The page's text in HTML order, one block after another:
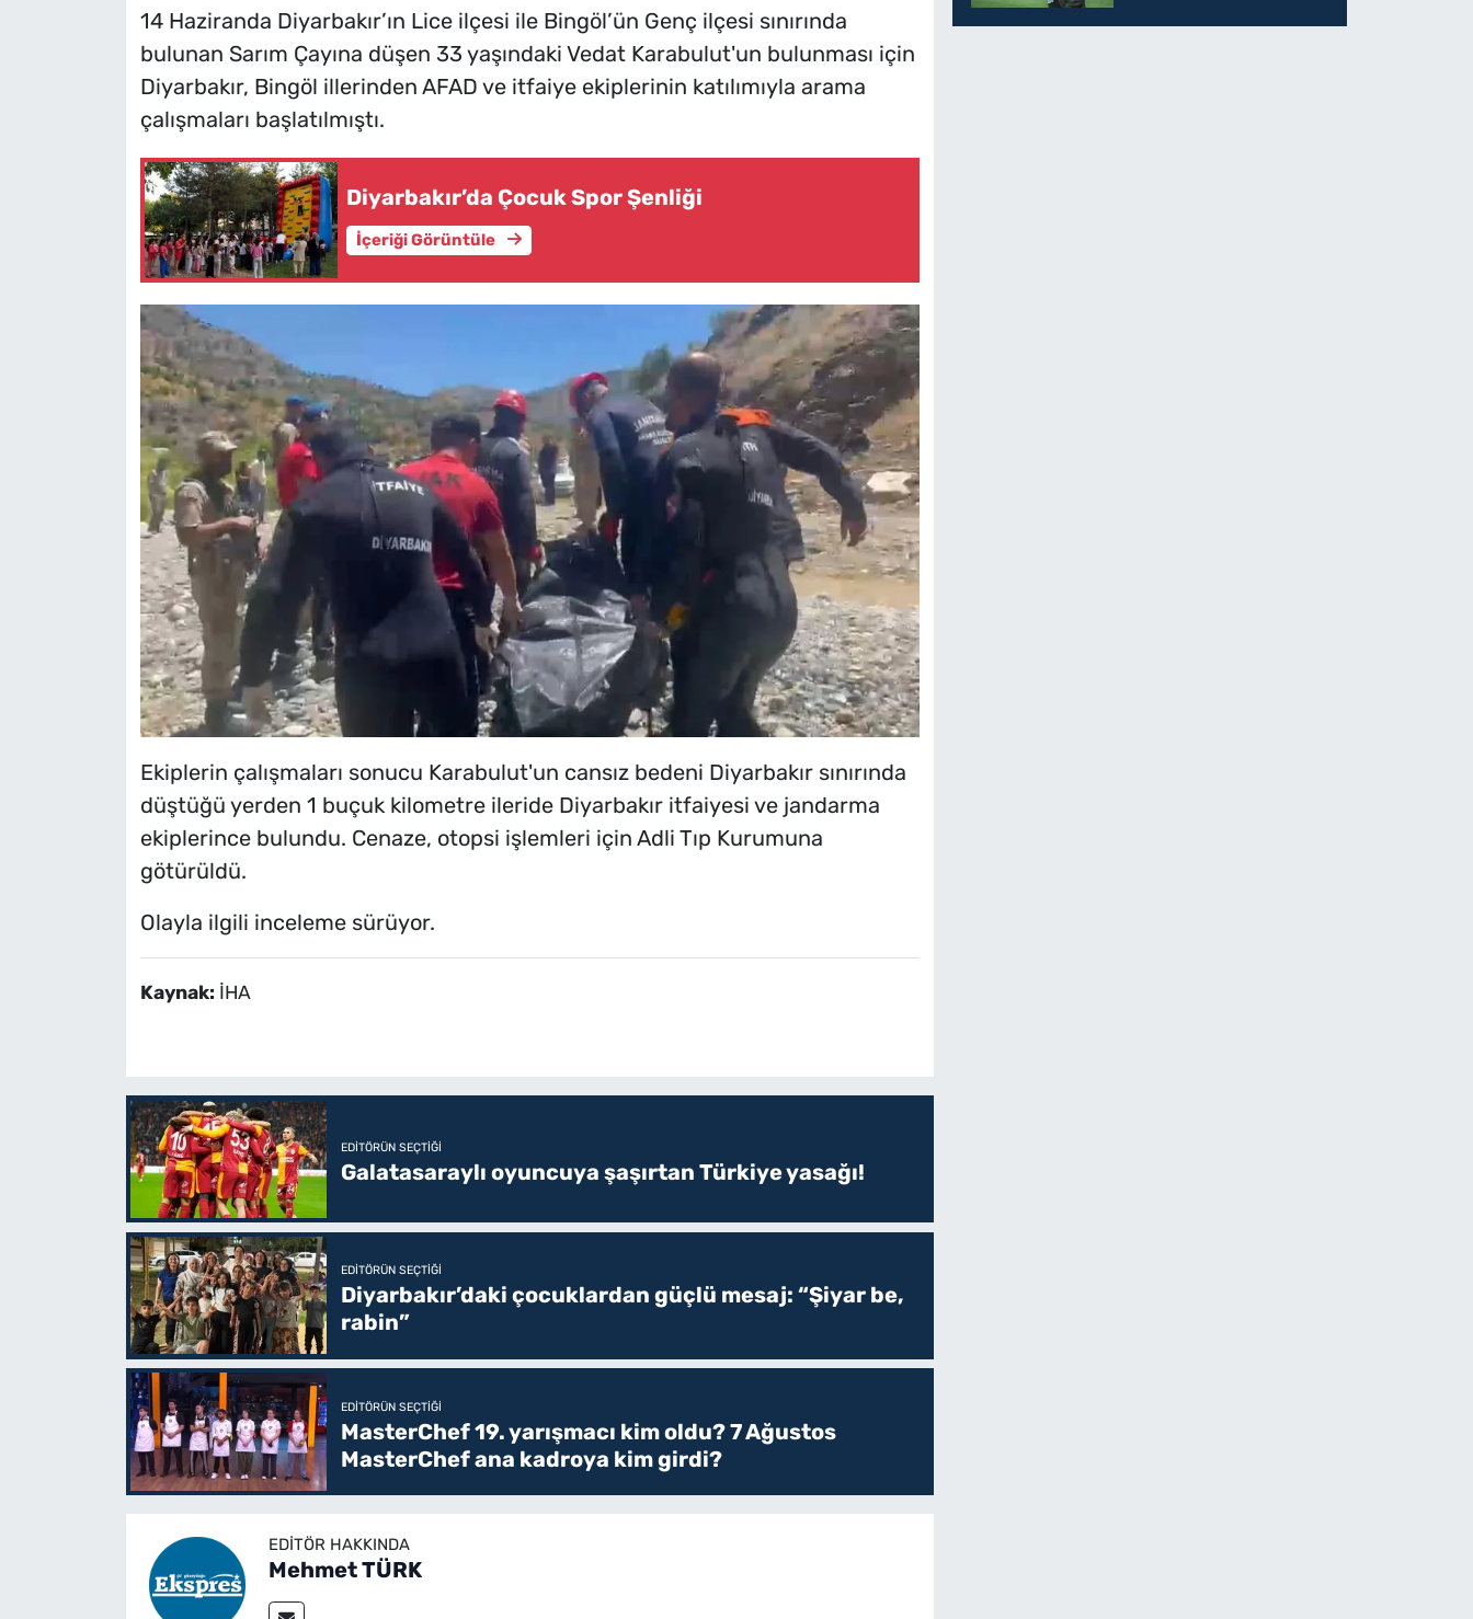
14 Haziranda Diyarbakır’ın Lice ilçesi ile Bingöl’ün Genç ilçesi sınırında
bulunan Sarım Çayına düşen 33 yaşındaki Vedat Karabulut'un bulunması için
Diyarbakır, Bingöl illerinden AFAD ve itfaiye ekiplerinin katılımıyla arama
çalışmaları başlatılmıştı.
Diyarbakır’da Çocuk Spor Şenliği
İçeriği Görüntüle
Ekiplerin çalışmaları sonucu Karabulut'un cansız bedeni Diyarbakır sınırında
düştüğü yerden 1 buçuk kilometre ileride Diyarbakır itfaiyesi ve jandarma
ekiplerince bulundu. Cenaze, otopsi işlemleri için Adli Tıp Kurumuna
götürüldü.
Olayla ilgili inceleme sürüyor.
Kaynak: İHA
EDITÖRÜN SEÇTIĞI
Galatasaraylı oyuncuya şaşırtan Türkiye yasağı!
EDITÖRÜN SEÇTIĞI
Diyarbakır’daki çocuklardan güçlü mesaj: “Şiyar be,
rabin”
EDITÖRÜN SEÇTIĞI
MasterChef 19. yarışmacı kim oldu? 7 Ağustos
MasterChef ana kadroya kim girdi?
EDITÖR HAKKINDA
Mehmet TÜRK